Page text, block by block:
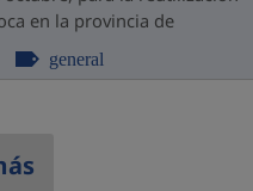
en la provincia de
general